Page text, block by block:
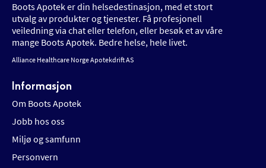
Boots Apotek er din helsedestinasjon, med et stort
utvalg av produkter og tjenester. Få profesjonell
veiledning via chat eller telefon, eller besøk et av våre
mange Boots Apotek. Bedre helse, hele livet.
Alliance Healthcare Norge Apotekdrift AS
Informasjon
Om Boots Apotek
Jobb hos oss
Miljø og samfunn
Personvern